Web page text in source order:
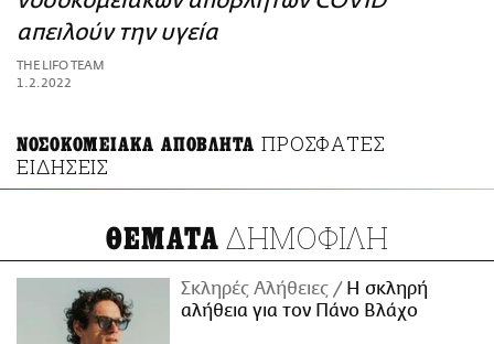
ΑΜΠΑ
PRINT
απειλούν την υγεία
THE LIFO TEAM
1.2.2022
ΝΟΣΟΚΟΜΕΙΑΚΑ ΑΠΟΒΛΗΤΑ ΠΡΟΣΦΑΤΕΣ
ΕΙΔΗΣΕΙΣ
ΘΕΜΑΤΑ ΔΗΜΟΦΙΛΗ
Σκληρές Αλήθειες
H σκληρή
αλήθεια για τον Πάνο Βλάχο